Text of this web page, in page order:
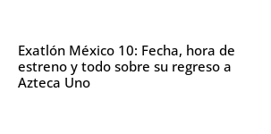
Exatlón México 10: Fecha, hora de
estreno y todo sobre su regreso a
Azteca Uno